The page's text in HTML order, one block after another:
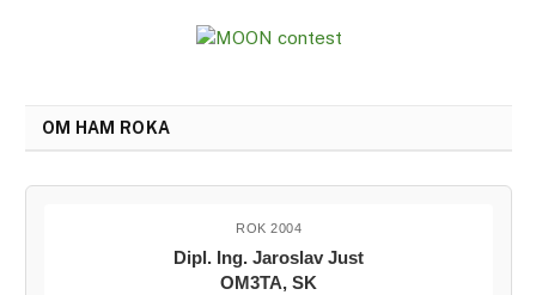
OM HAM ROKA
ROK 2004
Dipl. Ing. Jaroslav Just
OM3TA, SK